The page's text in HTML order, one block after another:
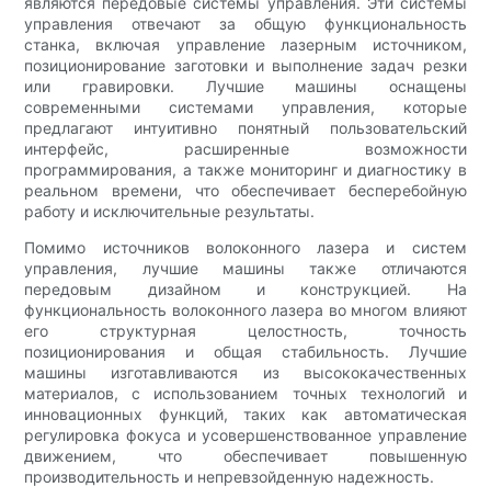
управления отвечают за общую функциональность
станка, включая управление лазерным источником,
позиционирование заготовки и выполнение задач резки
или гравировки. Лучшие машины оснащены
современными системами управления, которые
предлагают интуитивно понятный пользовательский
интерфейс, расширенные возможности
программирования, а также мониторинг и диагностику в
реальном времени, что обеспечивает бесперебойную
работу и исключительные результаты.
Помимо источников волоконного лазера и систем
управления, лучшие машины также отличаются
передовым дизайном и конструкцией. На
функциональность волоконного лазера во многом влияют
его структурная целостность, точность
позиционирования и общая стабильность. Лучшие
машины изготавливаются из высококачественных
материалов, с использованием точных технологий и
инновационных функций, таких как автоматическая
регулировка фокуса и усовершенствованное управление
движением, что обеспечивает повышенную
производительность и непревзойденную надежность.